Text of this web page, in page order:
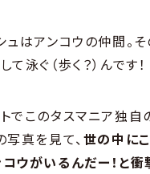
ュはアンコウの仲間。
泳ぐ（歩く？）んです！
でこのタスマニア独自
写真を見て、世の中に
ウがいるんだー！と衝